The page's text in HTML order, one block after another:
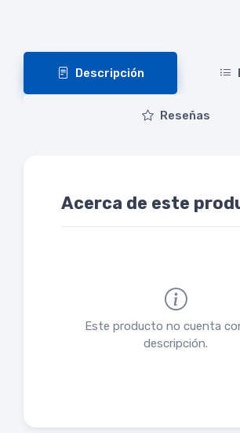
Descripción
Reseñas
Acerca de este
Este producto no cuenta
descripción.